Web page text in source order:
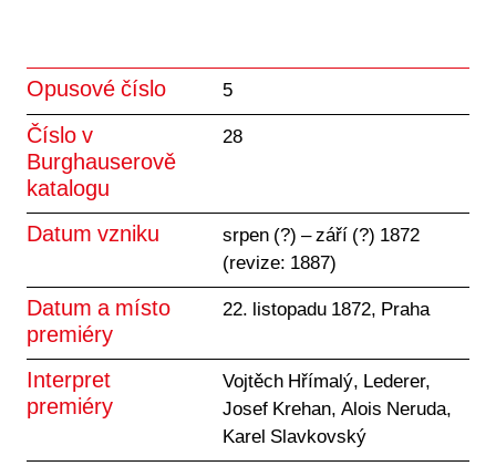
Opusové číslo 5
Číslo v
Burghauserově
katalogu
28
Datum vzniku
srpen (?) – září (?) 1872
(revize: 1887)
Datum a místo
premiéry
22. listopadu 1872, Praha
Interpret
premiéry
Vojtěch Hřímalý, Lederer,
Josef Krehan, Alois Neruda,
Karel Slavkovský